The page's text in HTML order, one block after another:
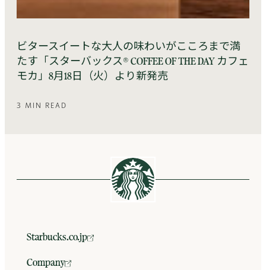
ビタースイートな大人の味わいがこころまで満
たす「スターバックス® COFFEE OF THE DAY カフェ
モカ」8月18日（火）より新発売
3 MIN READ
Starbucks.co.jp
Company